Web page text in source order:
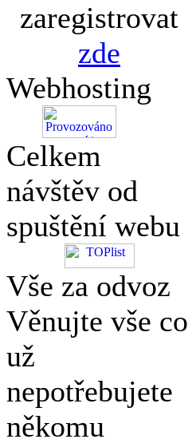
zaregistrovat
zde
Webhosting
Celkem
návštěv od
spuštění webu
Vše za odvoz
Věnujte vše co
už
nepotřebujete
někomu